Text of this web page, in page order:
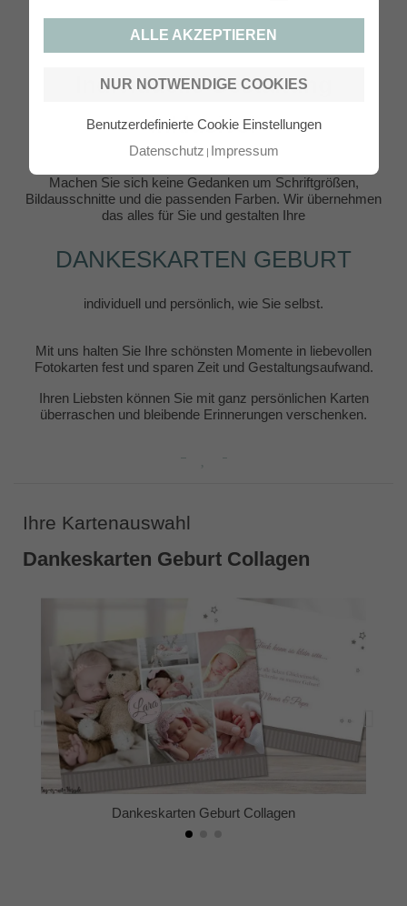
ALLE AKZEPTIEREN
NUR NOTWENDIGE COOKIES
Benutzerdefinierte Cookie Einstellungen
Datenschutz Impressum
Individuelle Gestaltung
inklusive!
Machen Sie sich keine Gedanken um Schriftgrößen,
Bildausschnitte und die passenden Farben. Wir übernehmen
das alles für Sie und gestalten Ihre
DANKESKARTEN GEBURT
individuell und persönlich, wie Sie selbst.
Mit uns halten Sie Ihre schönsten Momente in liebevollen
Fotokarten fest und sparen Zeit und Gestaltungsaufwand.
Ihren Liebsten können Sie mit ganz persönlichen Karten
überraschen und bleibende Erinnerungen verschenken.
Ihre Kartenauswahl
Dankeskarten Geburt Collagen
Dankeskarten Geburt Collagen